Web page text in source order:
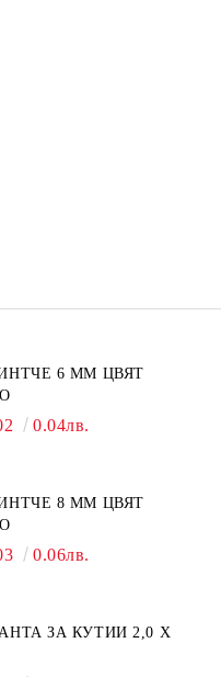
6 ММ ЦВЯТ
0.04лв.
8 ММ ЦВЯТ
0.06лв.
ЗА КУТИИ 2,0 Х